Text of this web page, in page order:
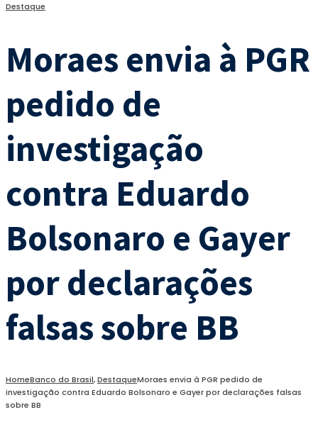
Destaque
Moraes envia à PGR
pedido de
investigação
contra Eduardo
Bolsonaro e Gayer
por declarações
falsas sobre BB
HomeBanco do Brasil,DestaqueMoraes envia à PGR pedido de
investigação contra Eduardo Bolsonaro e Gayer por declarações falsas
sobre BB